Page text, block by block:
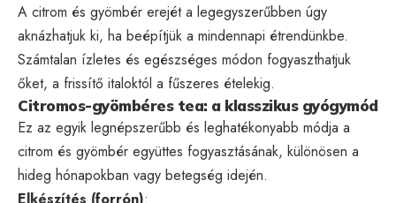
A citrom és gyömbér erejét a legegyszerűbben úgy
aknázhatjuk ki, ha beépítjük a mindennapi étrendünkbe.
Számtalan ízletes és egészséges módon fogyaszthatjuk
őket, a frissítő italoktól a fűszeres ételekig.
Citromos-gyömbéres tea: a klasszikus gyógymód
Ez az egyik legnépszerűbb és leghatékonyabb módja a
citrom és gyömbér együttes fogyasztásának, különösen a
hideg hónapokban vagy betegség idején.
Elkészítés (forrón):